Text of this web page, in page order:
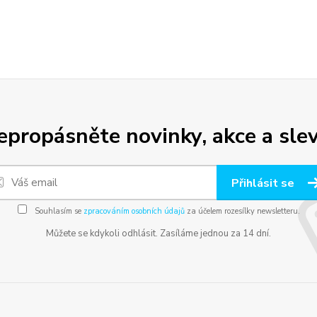
novinky, akce a
Přihlásit se
Souhlasím se zpracováním osobních údajůza účelem rozesílky newsletteru.
Můžete se kdykoli odhlásit. Zasíláme jednou za 14 dní.